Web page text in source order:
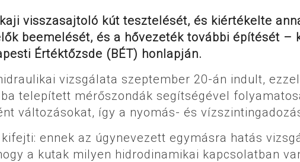
visszasajtoló kút tesztelését, és kiértékelte
beemelését, és a hővezeték további építését –
Értéktőzsde (BÉT) honlapján.
vizsgálata szeptember 20-án indult,
telepített mérőszondák segítségével
változásokat, így a nyomás- és
ennek az úgynevezett egymásra hatás
a kutak milyen hidrodinamikai kapcsolatban